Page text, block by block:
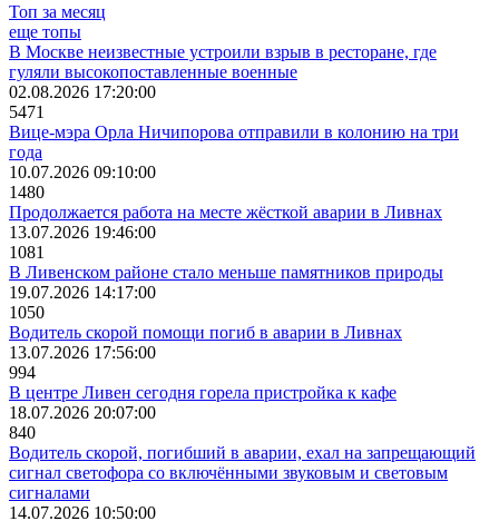
Топ за месяц
еще топы
В Москве неизвестные устроили взрыв в ресторане, где
гуляли высокопоставленные военные
02.08.2026 17:20:00
5471
Вице-мэра Орла Ничипорова отправили в колонию на три
года
10.07.2026 09:10:00
1480
Продолжается работа на месте жёсткой аварии в Ливнах
13.07.2026 19:46:00
1081
В Ливенском районе стало меньше памятников природы
19.07.2026 14:17:00
1050
Водитель скорой помощи погиб в аварии в Ливнах
13.07.2026 17:56:00
994
В центре Ливен сегодня горела пристройка к кафе
18.07.2026 20:07:00
840
Водитель скорой, погибший в аварии, ехал на запрещающий
сигнал светофора со включёнными звуковым и световым
сигналами
14.07.2026 10:50:00